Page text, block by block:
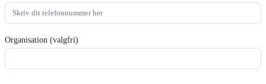
Organisation (valgfri)